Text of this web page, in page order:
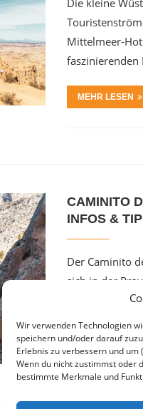
Wir verwenden Technologien
speichern und/oder darauf
Erlebnis zu verbessern und
Wenn du nicht zustimmst oder
bestimmte Merkmale und
Die kleine
Mittelmeer-
MEHR LESEN
CAMINITO
INFOS &
Der Caminito
sich in der
befindet. Er
MEHR LESEN